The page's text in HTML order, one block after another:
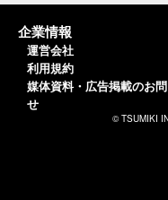
企業情報
運営会社
利用規約
媒体資料・広告掲載のお
せ
© TSUMIKI